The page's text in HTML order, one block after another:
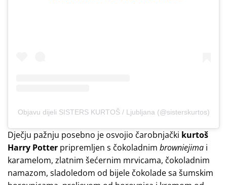
Objavu dijeli SISTERS KURTOŠ / Ljubljana (@sisterskurtos)
Dječju pažnju posebno je osvojio čarobnjački kurtoš
Harry Potter pripremljen s čokoladnim browniejima i
karamelom, zlatnim šećernim mrvicama, čokoladnim
namazom, sladoledom od bijele čokolade sa šumskim